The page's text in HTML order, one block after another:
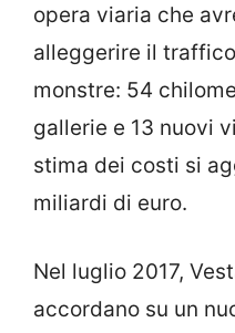
opera viaria che
alleggerire il
monstre: 54
gallerie e 13 nuovi
stima dei costi si
miliardi di euro.
Nel luglio 2017,
accordano su un